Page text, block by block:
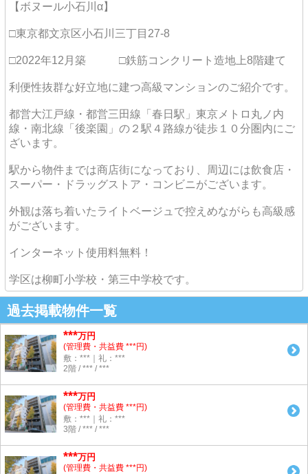
【ボヌール小石川α】
□東京都文京区小石川三丁目27-8
□2022年12月築 □鉄筋コンクリート造地上8階建て
利便性抜群な好立地に建つ高級マンションのご紹介です。
都営大江戸線・都営三田線「春日駅」東京メトロ丸ノ内
線・南北線「後楽園」の２駅４路線が徒歩１０分圏内にご
ざいます。
駅から物件までは商店街になっており、周辺には飲食店・
スーパー・ドラッグストア・コンビニがございます。
外観は落ち着いたライトベージュで控えめながらも高級感
がございます。
インターネット使用料無料！
学区は柳町小学校・第三中学校です。
過去掲載物件一覧
***万円
(管理費・共益費 ***円)
敷：***｜礼：***
2階 / *** / ***
***万円
(管理費・共益費 ***円)
敷：***｜礼：***
3階 / *** / ***
***万円
(管理費・共益費 ***円)